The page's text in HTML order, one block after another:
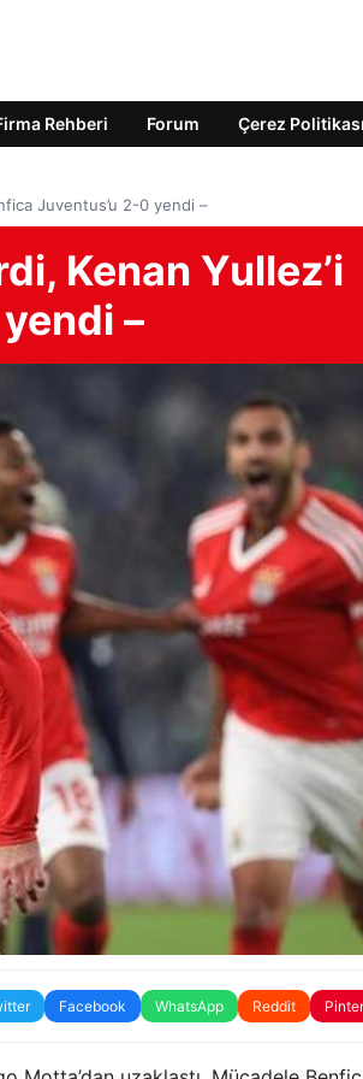
Rehberi Forum Çerez Politikası
Juventus’u 2-0 yendi –
Kenan Yullez’i
–
Facebook WhatsApp Reddit